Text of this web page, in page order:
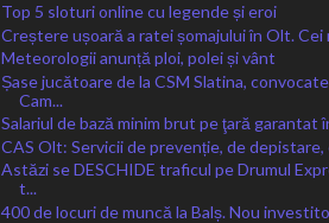
Top 5 sloturi online cu legende și eroi
Creștere ușoară a ratei șomajului în Olt. Cei
Meteorologii anunță ploi, polei și vânt
Șase jucătoare de la CSM Slatina,
Cam...
Salariul de bază minim brut pe ţară garantat
CAS Olt: Servicii de prevenție, de depistare,
Astăzi se DESCHIDE traficul pe Drumul
t...
400 de locuri de muncă la Balș. Nou